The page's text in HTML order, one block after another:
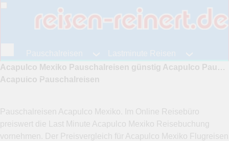
Fernreisen
Acapulco Mexiko Pauschalreisen günstig Acapulco Pauschalurlaub buchen Mexico
Acapulco Pauschalreisen
Pauschalreisen Acapulco Mexiko. Im Online Reisebüro
preiswert die Last Minute Acapulco Mexiko Reisebuchung
vornehmen. Der Preisvergleich für Acapulco Mexiko Flugreisen